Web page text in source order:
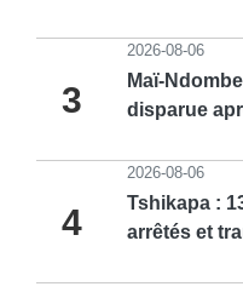
3
2026-08-06
Maï-
disparue
4
2026-08-06
Tshikapa :
arrêtés et